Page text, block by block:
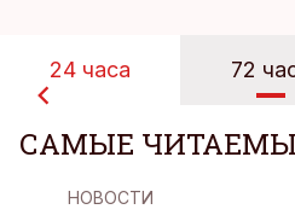
24 часа 72
САМЫЕ
НОВОСТИ